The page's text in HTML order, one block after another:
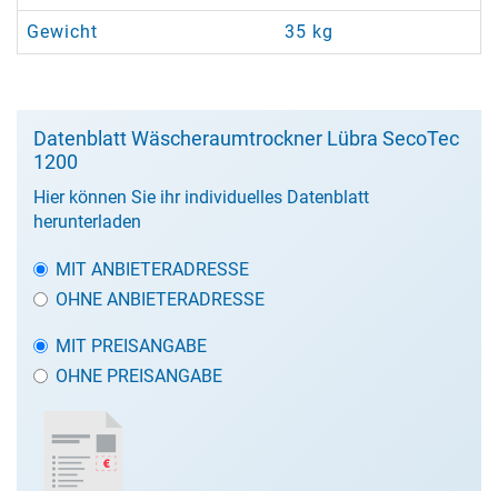
Gewicht 35 kg
Datenblatt Wäscheraumtrockner Lübra SecoTec
1200
Hier können Sie ihr individuelles Datenblatt
herunterladen
MIT ANBIETERADRESSE
OHNE ANBIETERADRESSE
MIT PREISANGABE
OHNE PREISANGABE